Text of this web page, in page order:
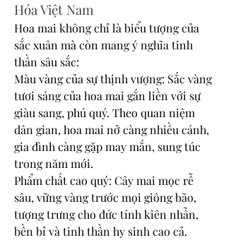
Hóa Việt Nam
Hoa mai không chỉ là biểu tượng của
sắc xuân mà còn mang ý nghĩa tinh
thần sâu sắc:
Màu vàng của sự thịnh vượng: Sắc vàng
tươi sáng của hoa mai gắn liền với sự
giàu sang, phú quý. Theo quan niệm
dân gian, hoa mai nở càng nhiều cánh,
gia đình càng gặp may mắn, sung túc
trong năm mới.
Phẩm chất cao quý: Cây mai mọc rễ
sâu, vững vàng trước mọi giông bão,
tượng trưng cho đức tính kiên nhẫn,
bền bỉ và tinh thần hy sinh cao cả.